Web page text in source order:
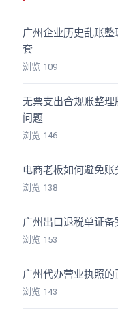
广州企业历史乱账
套
浏览 109
无票支出合规账整
问题
浏览 146
电商老板如何避免
浏览 138
广州出口退税单证备
浏览 153
广州代办营业执照
浏览 143